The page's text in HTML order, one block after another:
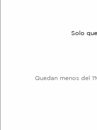
Solo
Quedan menos del